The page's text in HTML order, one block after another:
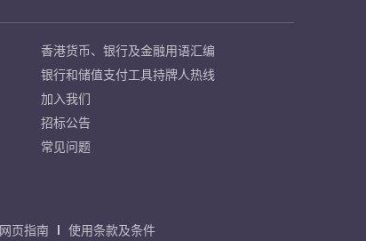
香港货币、银行及金融用语汇编
银行和储值支付工具持牌人热线
加入我们
招标公告
常见问题
网页指南 使用条款及条件